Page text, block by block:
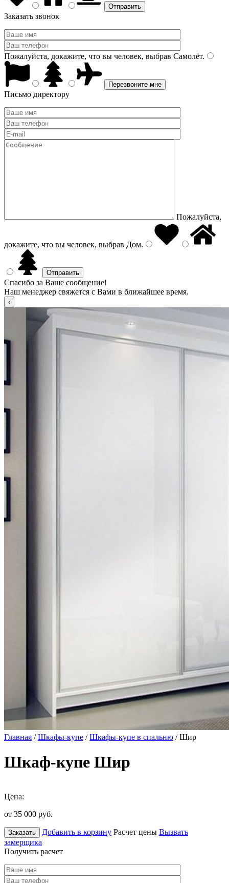
Заказать звонок
Пожалуйста, докажите, что вы человек, выбрав Самолёт.
Письмо директору
Пожалуйста,
докажите, что вы человек, выбрав Дом.
Спасибо за Ваше сообщение!
Наш менеджер свяжется с Вами в ближайшее время.
Главная /Шкафы-купе /Шкафы-купе в спальню / Шир
Шкаф-купе Шир
Цена:
от 35 000 руб.
Заказать Добавить в корзину Расчет цены Вызвать
замерщика
Получить расчет